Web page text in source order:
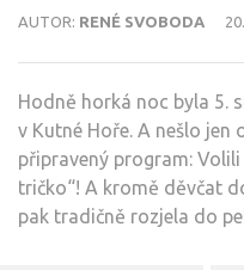
AUTOR: RENÉ SVOBODA
Hodně horká noc byla 5.
v Kutné Hoře. A nešlo jen
připravený program:
tričko“! A kromě děvčat
pak tradičně rozjela do